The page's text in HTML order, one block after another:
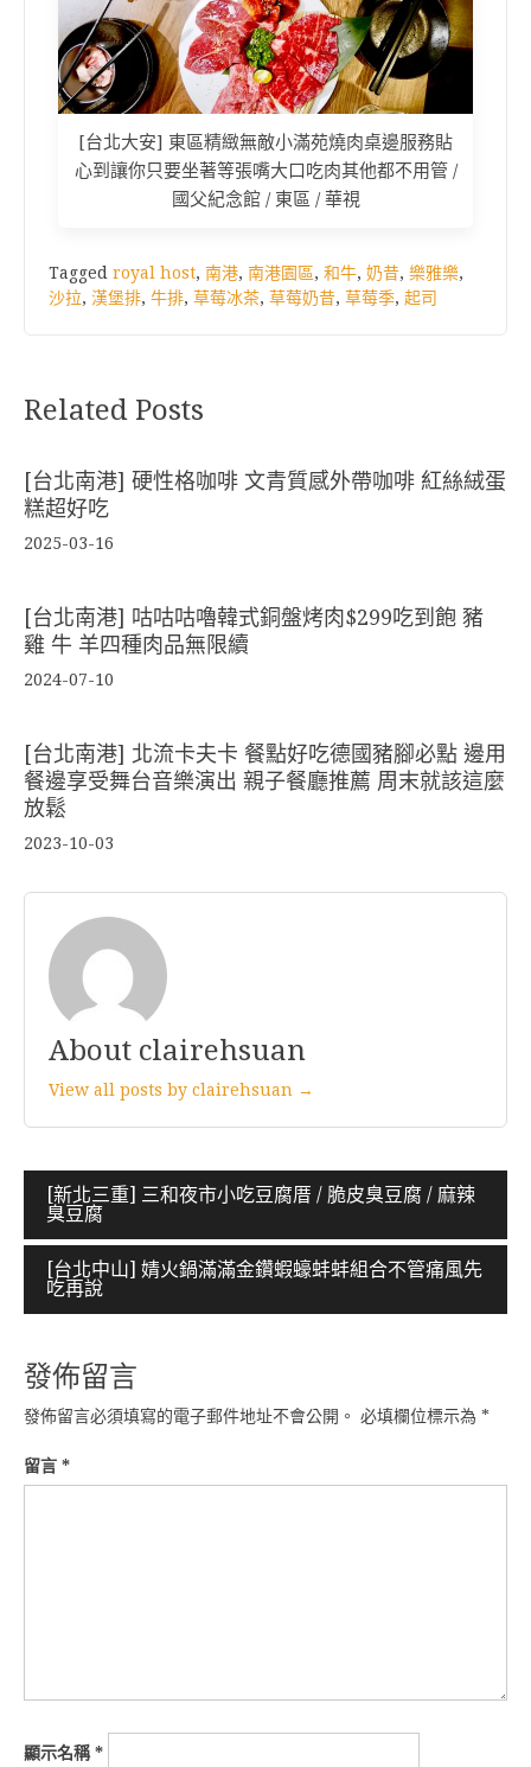
[台北大安] 東區精緻無敵小滿苑燒肉桌邊服務貼
心到讓你只要坐著等張嘴大口吃肉其他都不用管 /
國父紀念館 / 東區 / 華視
Tagged royal host, 南港, 南港園區, 和牛, 奶昔, 樂雅樂,
沙拉, 漢堡排, 牛排, 草莓冰茶, 草莓奶昔, 草莓季, 起司
Related Posts
[台北南港] 硬性格咖啡 文青質感外帶咖啡 紅絲絨蛋
糕超好吃
2025-03-16
[台北南港] 咕咕咕嚕韓式銅盤烤肉$299吃到飽 豬
雞 牛 羊四種肉品無限續
2024-07-10
[台北南港] 北流卡夫卡 餐點好吃德國豬腳必點 邊用
餐邊享受舞台音樂演出 親子餐廳推薦 周末就該這麼
放鬆
2023-10-03
About clairehsuan
View all posts by clairehsuan →
文
章
導
覽
[新北三重] 三和夜市小吃豆腐厝 / 脆皮臭豆腐 / 麻辣
臭豆腐
[台北中山] 婧火鍋滿滿金鑽蝦蠔蚌蚌組合不管痛風先
吃再說
發佈留言
發佈留言必須填寫的電子郵件地址不會公開。 必填欄位標示為 *
留言 *
顯示名稱*